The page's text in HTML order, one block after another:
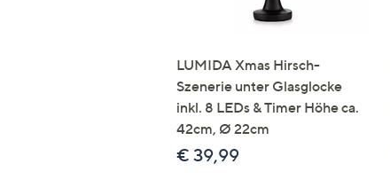
LUMIDA Xmas Hirsch-
Szenerie unter Glasglocke
inkl. 8 LEDs & Timer Höhe ca.
42cm, Ø 22cm
€ 39,99